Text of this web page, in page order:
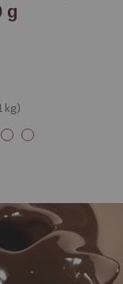
g
kg)